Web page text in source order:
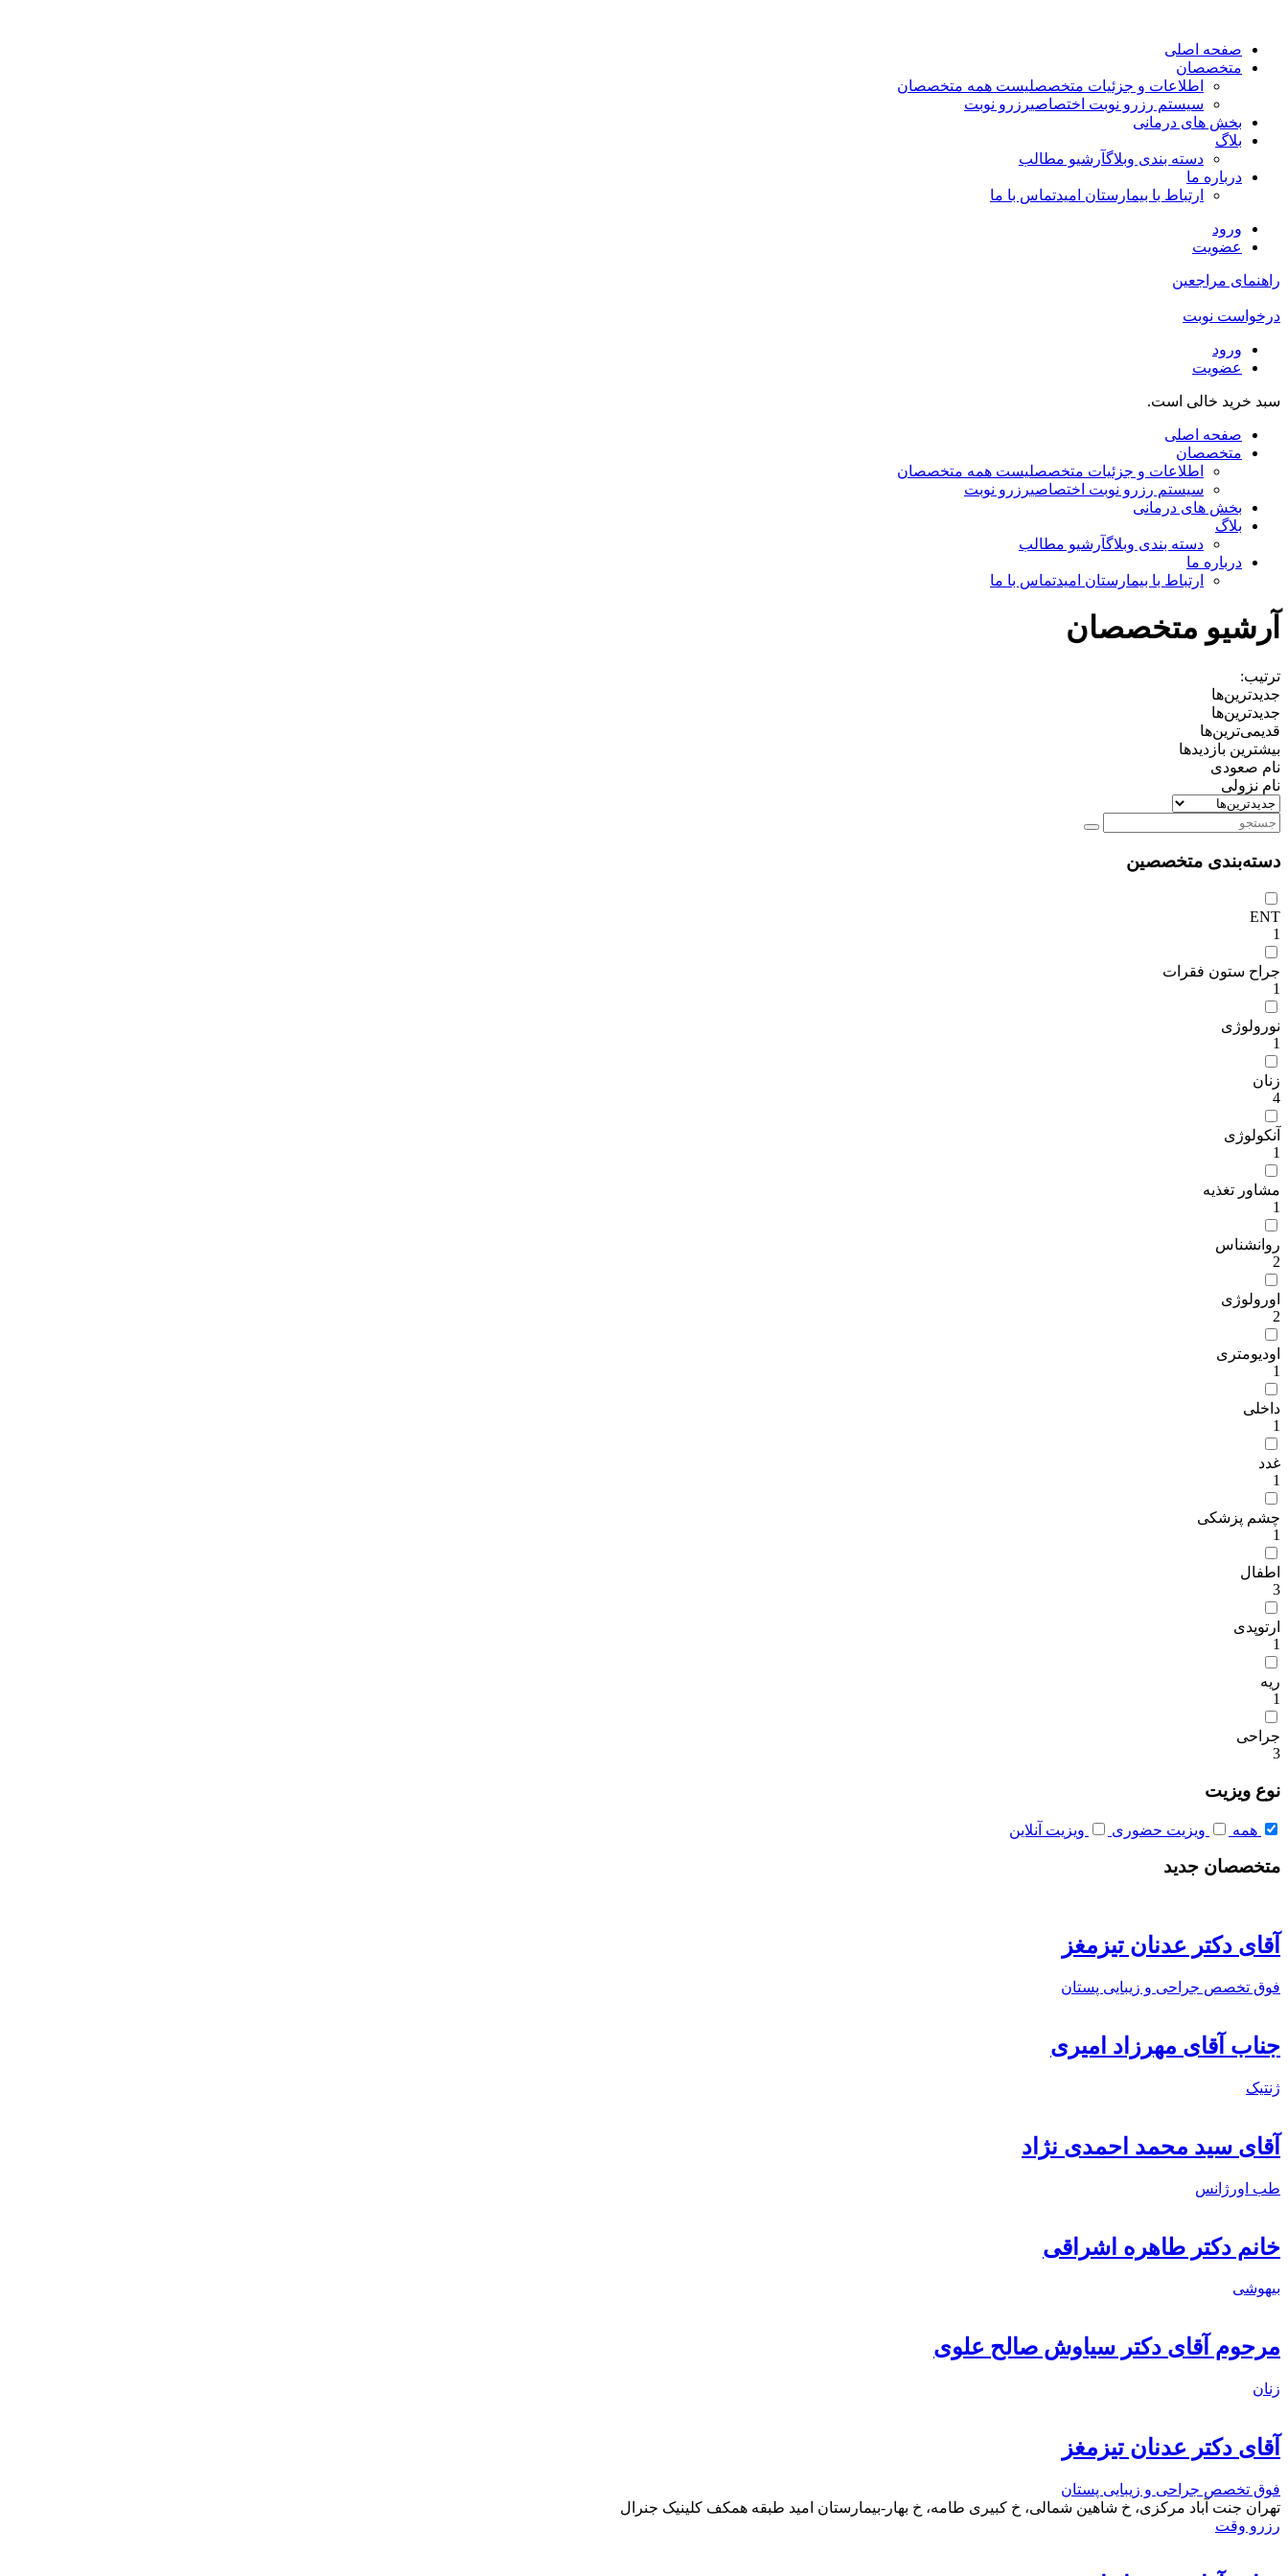
صفحه اصلی
متخصصان
اطلاعات و جزئیات متخصصلیست همه متخصصان
سیستم رزرو نوبت اختصاصیرزرو نوبت
بخش های درمانی
بلاگ
دسته بندی وبلاگآرشیو مطالب
درباره ما
ارتباط با بیمارستان امیدتماس با ما
ورود
عضویت
راهنمای مراجعین
درخواست نوبت
ورود
عضویت
سبد خرید خالی است.
صفحه اصلی
متخصصان
اطلاعات و جزئیات متخصصلیست همه متخصصان
سیستم رزرو نوبت اختصاصیرزرو نوبت
بخش های درمانی
بلاگ
دسته بندی وبلاگآرشیو مطالب
درباره ما
ارتباط با بیمارستان امیدتماس با ما
آرشیو متخصصان
ترتیب:
جدیدترین‌ها
جدیدترین‌ها
قدیمی‌ترین‌ها
بیشترین بازدیدها
نام صعودی
نام نزولی
جستجو
دسته‌بندی متخصصین
ENT
1
جراح ستون فقرات
1
نورولوژی
1
زنان
4
آنکولوژی
1
مشاور تغذیه
1
روانشناس
2
اورولوژی
2
اودیومتری
1
داخلی
1
غدد
1
چشم پزشکی
1
اطفال
3
ارتوپدی
1
ریه
1
جراحی
3
نوع ویزیت
همه ویزیت حضوری ویزیت آنلاین
متخصصان جدید
آقای دکتر عدنان تیزمغز
فوق تخصص جراحی و زیبایی پستان
جناب آقای مهرزاد امیری
ژنتیک
آقای سید محمد احمدی نژاد
طب اورژانس
خانم دکتر طاهره اشراقی
بیهوشی
مرحوم آقای دکتر سیاوش صالح علوی
زنان
آقای دکتر عدنان تیزمغز
فوق تخصص جراحی و زیبایی پستان
تهران جنت آباد مرکزی، خ شاهین شمالی، خ کبیری طامه، خ بهار-بیمارستان امید طبقه همکف کلینیک جنرال
رزرو وقت